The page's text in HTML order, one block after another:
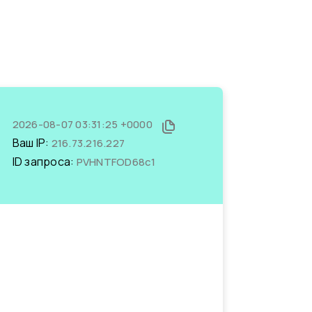
2026-08-07 03:31:25 +0000
Ваш IP: 216.73.216.227
ID запроса: PVHNTFOD68c1